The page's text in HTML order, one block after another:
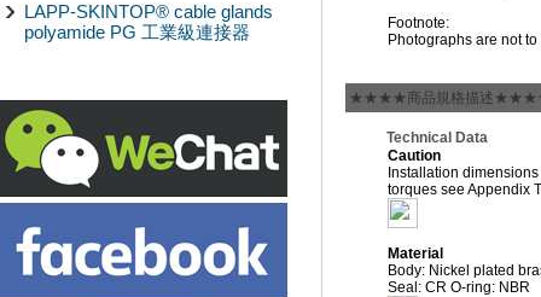
LAPP-SKINTOP® cable glands
polyamide PG 工業級連接器
Footnote:
Photographs are not
★★★★商品規格描述
Technical Data
Caution
Installation
torques see Appendix
Material
Body: Nickel plated
Seal: CR O-ring: NBR